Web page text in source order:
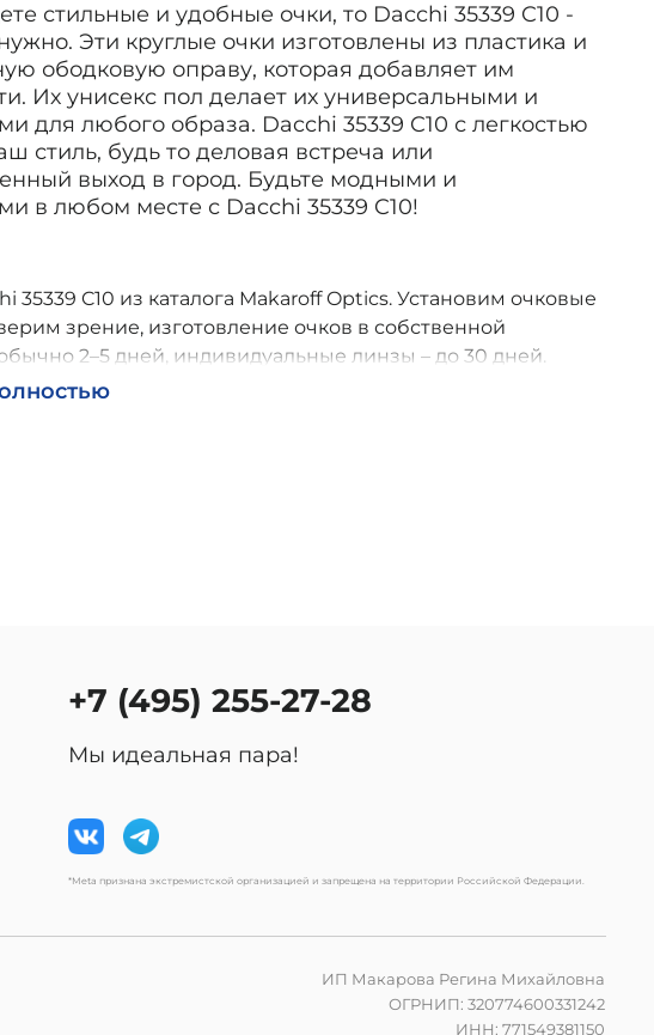
стильные и удобные очки, то Dacchi 35339 C10 -
Эти круглые очки изготовлены из пластика и
ободковую оправу, которая добавляет им
Их унисекс пол делает их универсальными и
для любого образа. Dacchi 35339 C10 с легкостью
стиль, будь то деловая встреча или
выход в город. Будьте модными и
в любом месте с Dacchi 35339 C10!
35339 C10 из каталога Makaroff Optics. Установим очковые
зрение, изготовление очков в собственной
2–5 дней, индивидуальные линзы – до 30 дней.
по России.
+7 (495) 255-27-28
Мы идеальная пара!
*Meta признана экстремистской организацией и запрещена на территории Российской Федерации.
ИП Макарова Регина Михайловна
ОГРНИП: 320774600331242
ИНН: 771549381150